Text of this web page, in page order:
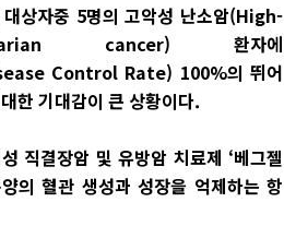
상자중 5명의 고악성 난소암(High-
cancer) 환자에
Control Rate) 100%의 뛰어
한 기대감이 큰 상황이다.
직결장암 및 유방암 치료제 ‘베그젤
의 혈관 생성과 성장을 억제하는 항